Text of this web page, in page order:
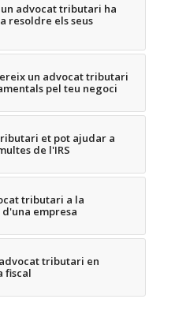
un advocat tributari ha
resoldre els seus
un advocat tributari
pel teu negoci
et pot ajudar a
de l'IRS
tributari a la
empresa
tributari en
fiscal